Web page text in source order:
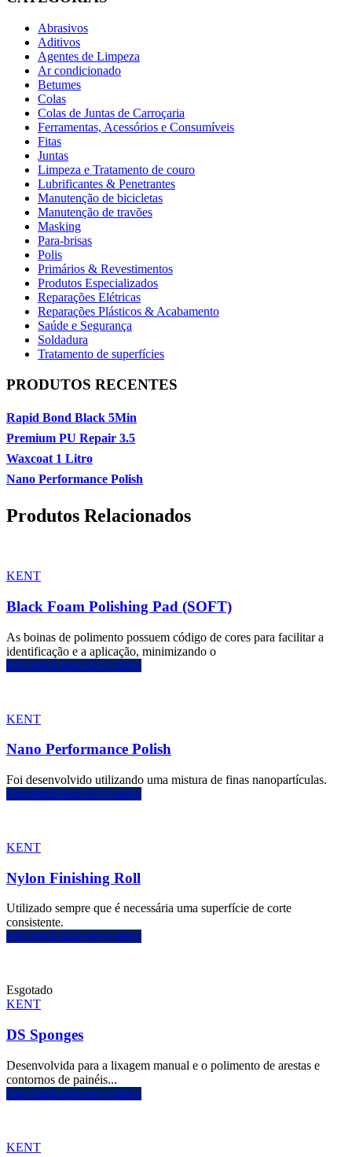
Abrasivos
Aditivos
Agentes de Limpeza
Ar condicionado
Betumes
Colas
Colas de Juntas de Carroçaria
Ferramentas, Acessórios e Consumíveis
Fitas
Juntas
Limpeza e Tratamento de couro
Lubrificantes & Penetrantes
Manutenção de bicicletas
Manutenção de travões
Masking
Para-brisas
Polis
Primários & Revestimentos
Produtos Especializados
Reparações Elétricas
Reparações Plásticos & Acabamento
Saúde e Segurança
Soldadura
Tratamento de superfícies
PRODUTOS RECENTES
Rapid Bond Black 5Min
Premium PU Repair 3.5
Waxcoat 1 Litro
Nano Performance Polish
Produtos Relacionados
KENT
Black Foam Polishing Pad (SOFT)
As boinas de polimento possuem código de cores para facilitar a
identificação e a aplicação, minimizando o
Faça login para ver o preço
KENT
Nano Performance Polish
Foi desenvolvido utilizando uma mistura de finas nanopartículas.
Faça login para ver o preço
KENT
Nylon Finishing Roll
Utilizado sempre que é necessária uma superfície de corte
consistente.
Faça login para ver o preço
Esgotado
KENT
DS Sponges
Desenvolvida para a lixagem manual e o polimento de arestas e
contornos de painéis...
Faça login para ver o preço
KENT